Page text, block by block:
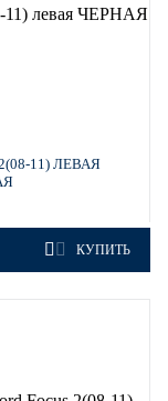
11) ЛЕВАЯ
КУПИТЬ